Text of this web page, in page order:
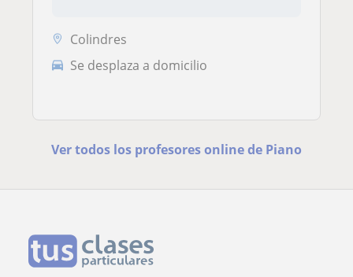
Colindres
Se desplaza a domicilio
Ver todos los profesores online de Piano